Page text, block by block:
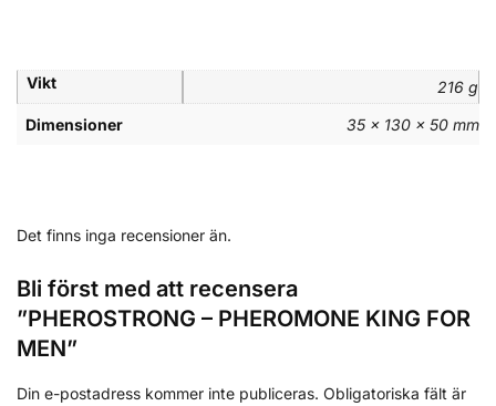
Vikt
216 g
Dimensioner
35 × 130 × 50 mm
Det finns inga recensioner än.
Bli först med att recensera
”PHEROSTRONG – PHEROMONE KING FOR
MEN”
Din e-postadress kommer inte publiceras. Obligatoriska fält är